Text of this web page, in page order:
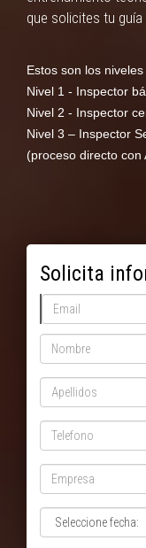
que solicites tu
Estos son los
Nivel 1 - Inspector
Nivel 2 - Inspector
Nivel 3 – Inspector
(proceso directo con
Solicita